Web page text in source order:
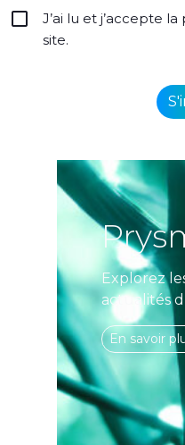
J’ai lu et j’accepte
site.
Explorez
actualités
En savoir